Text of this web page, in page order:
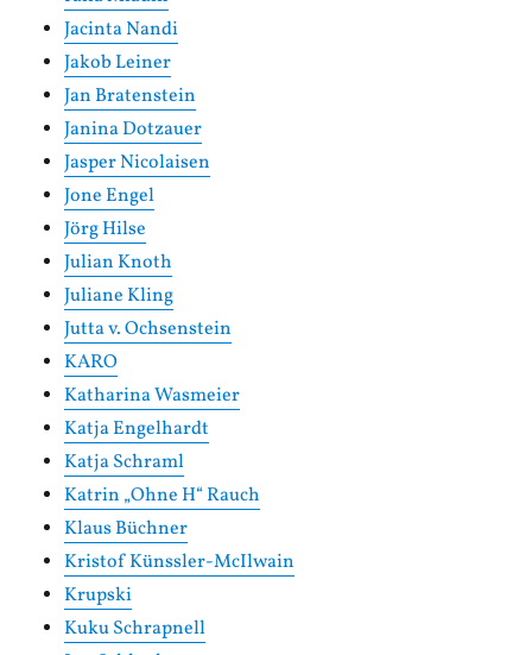
Jacinta Nandi
Jakob Leiner
Jan Bratenstein
Janina Dotzauer
Jasper Nicolaisen
Jone Engel
Jörg Hilse
Julian Knoth
Juliane Kling
Jutta v. Ochsenstein
KARO
Katharina Wasmeier
Katja Engelhardt
Katja Schraml
Katrin „Ohne H“ Rauch
Klaus Büchner
Kristof Künssler-McIlwain
Krupski
Kuku Schrapnell